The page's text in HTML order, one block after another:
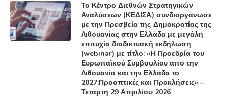
Το Κέντρο Διεθνών Στρατηγικών
Αναλύσεων (ΚΕΔΙΣΑ) συνδιοργάνωσε
με την Πρεσβεία της Δημοκρατίας της
Λιθουανίας στην Ελλάδα με μεγάλη
επιτυχία διαδικτυακή εκδήλωση
(webinar) με τίτλο: «Η Προεδρία του
Ευρωπαϊκού Συμβουλίου από την
Λιθουανία και την Ελλάδα το
2027:Προοπτικές και Προκλήσεις» –
Τετάρτη 29 Απριλίου 2026